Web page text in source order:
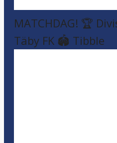
MATCHDAG! 🏆
Täby FK 🏟️ Tibble